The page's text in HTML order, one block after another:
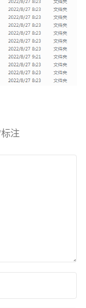
标注